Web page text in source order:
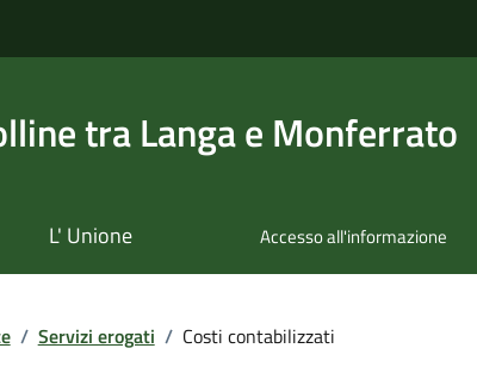
tra Langa e Monferrato
L' Unione Accesso all'informazione
/ Servizi erogati / Costi contabilizzati